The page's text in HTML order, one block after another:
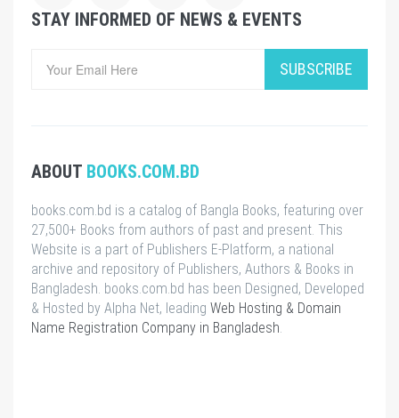
STAY INFORMED OF NEWS & EVENTS
SUBSCRIBE
ABOUT BOOKS.COM.BD
books.com.bd is a catalog of Bangla Books, featuring over
27,500+ Books from authors of past and present. This
Website is a part of Publishers E-Platform, a national
archive and repository of Publishers, Authors & Books in
Bangladesh. books.com.bd has been Designed, Developed
& Hosted by Alpha Net, leading Web Hosting & Domain
Name Registration Company in Bangladesh